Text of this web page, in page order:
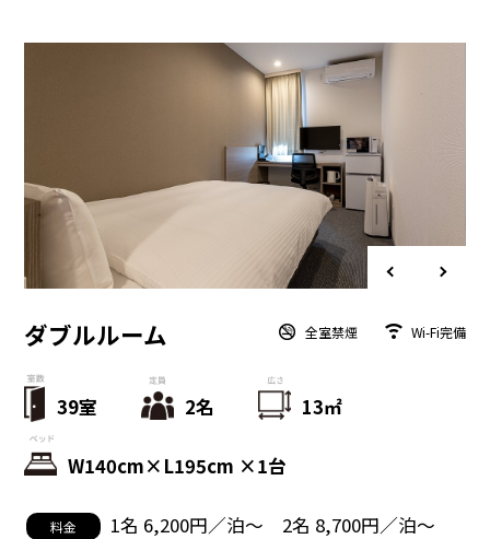
ダブルルーム 全室禁煙 Wi-Fi完備
39室 2名 13㎡
W140cm×L195cm ×1台
料金 1名 6,200円／泊〜 2名 8,700円／泊〜